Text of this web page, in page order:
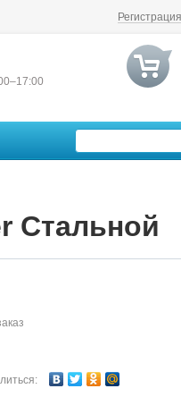
Регистрация
Стальной